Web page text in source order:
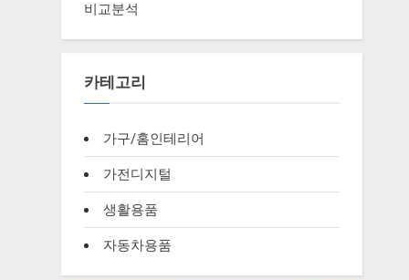
비교분석
카테고리
가구/홈인테리어
가전디지털
생활용품
자동차용품